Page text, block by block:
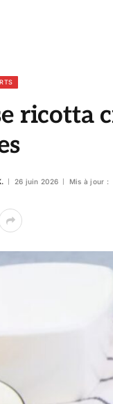
ricotta
26 juin 2026 Mis à jour :